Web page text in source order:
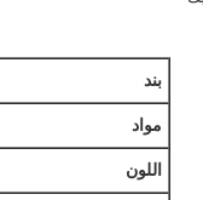
بند
مواد
اللون